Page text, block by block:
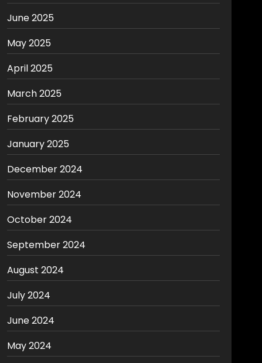
June 2025
May 2025
April 2025
March 2025
February 2025
January 2025
December 2024
November 2024
October 2024
September 2024
August 2024
July 2024
June 2024
May 2024